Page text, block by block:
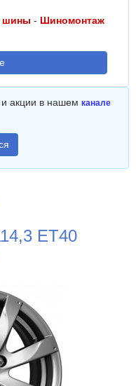
шины - Шиномонтаж
и акции в нашем канале
ET40